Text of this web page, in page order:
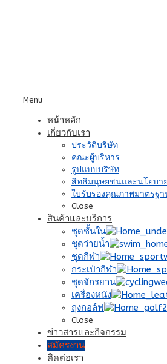
Menu
หน้าหลัก
เกี่ยวกับเรา
ประวัติบริษัท
คณะผู้บริหาร
รูปแบบบริษัท
สิทธิมนุษยชนและนโยบา
ใบรับรองคุณภาพมาตรฐา
Close
สินค้าและบริการ
ชุดชั้นใน
ชุดว่ายน้ำ
ชุดกีฬา
กระเป๋ากีฬา
ชุดจักรยาน
เครื่องหนัง
ถุงกอล์ฟ
Close
ข่าวสารและกิจกรรม
สมัครงาน
ติดต่อเรา